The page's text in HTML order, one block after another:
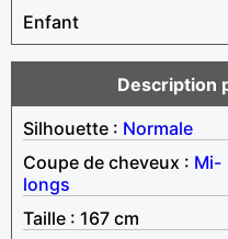
Enfant
Description
Silhouette : Normale
Coupe de cheveux : Mi-
longs
Taille : 167 cm